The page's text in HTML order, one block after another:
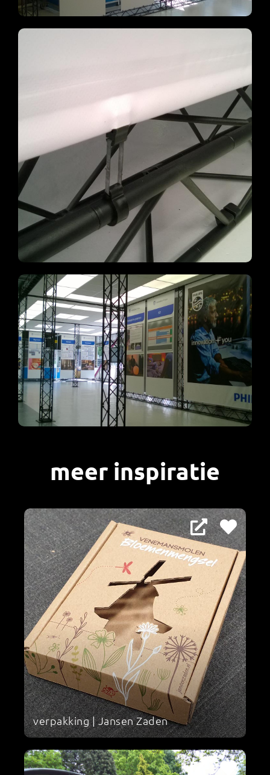
meer inspiratie
verpakking | Jansen Zaden